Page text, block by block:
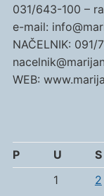
031/643-100 –
e-mail:
NAČELNIK:
WEB:
P U S
1
2